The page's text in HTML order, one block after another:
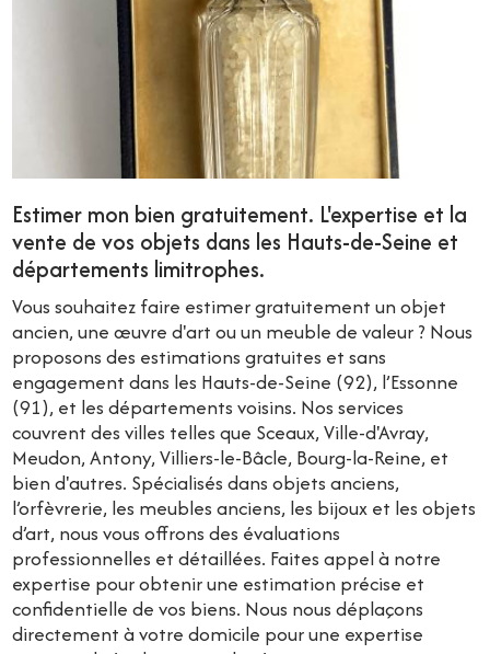
Estimer mon bien gratuitement. L'expertise et la
vente de vos objets dans les Hauts-de-Seine et
départements limitrophes.
Vous souhaitez faire estimer gratuitement un objet
ancien, une œuvre d'art ou un meuble de valeur ? Nous
proposons des estimations gratuites et sans
engagement dans les Hauts-de-Seine (92), l’Essonne
(91), et les départements voisins. Nos services
couvrent des villes telles que Sceaux, Ville-d'Avray,
Meudon, Antony, Villiers-le-Bâcle, Bourg-la-Reine, et
bien d'autres. Spécialisés dans objets anciens,
l’orfèvrerie, les meubles anciens, les bijoux et les objets
d’art, nous vous offrons des évaluations
professionnelles et détaillées. Faites appel à notre
expertise pour obtenir une estimation précise et
confidentielle de vos biens. Nous nous déplaçons
directement à votre domicile pour une expertise